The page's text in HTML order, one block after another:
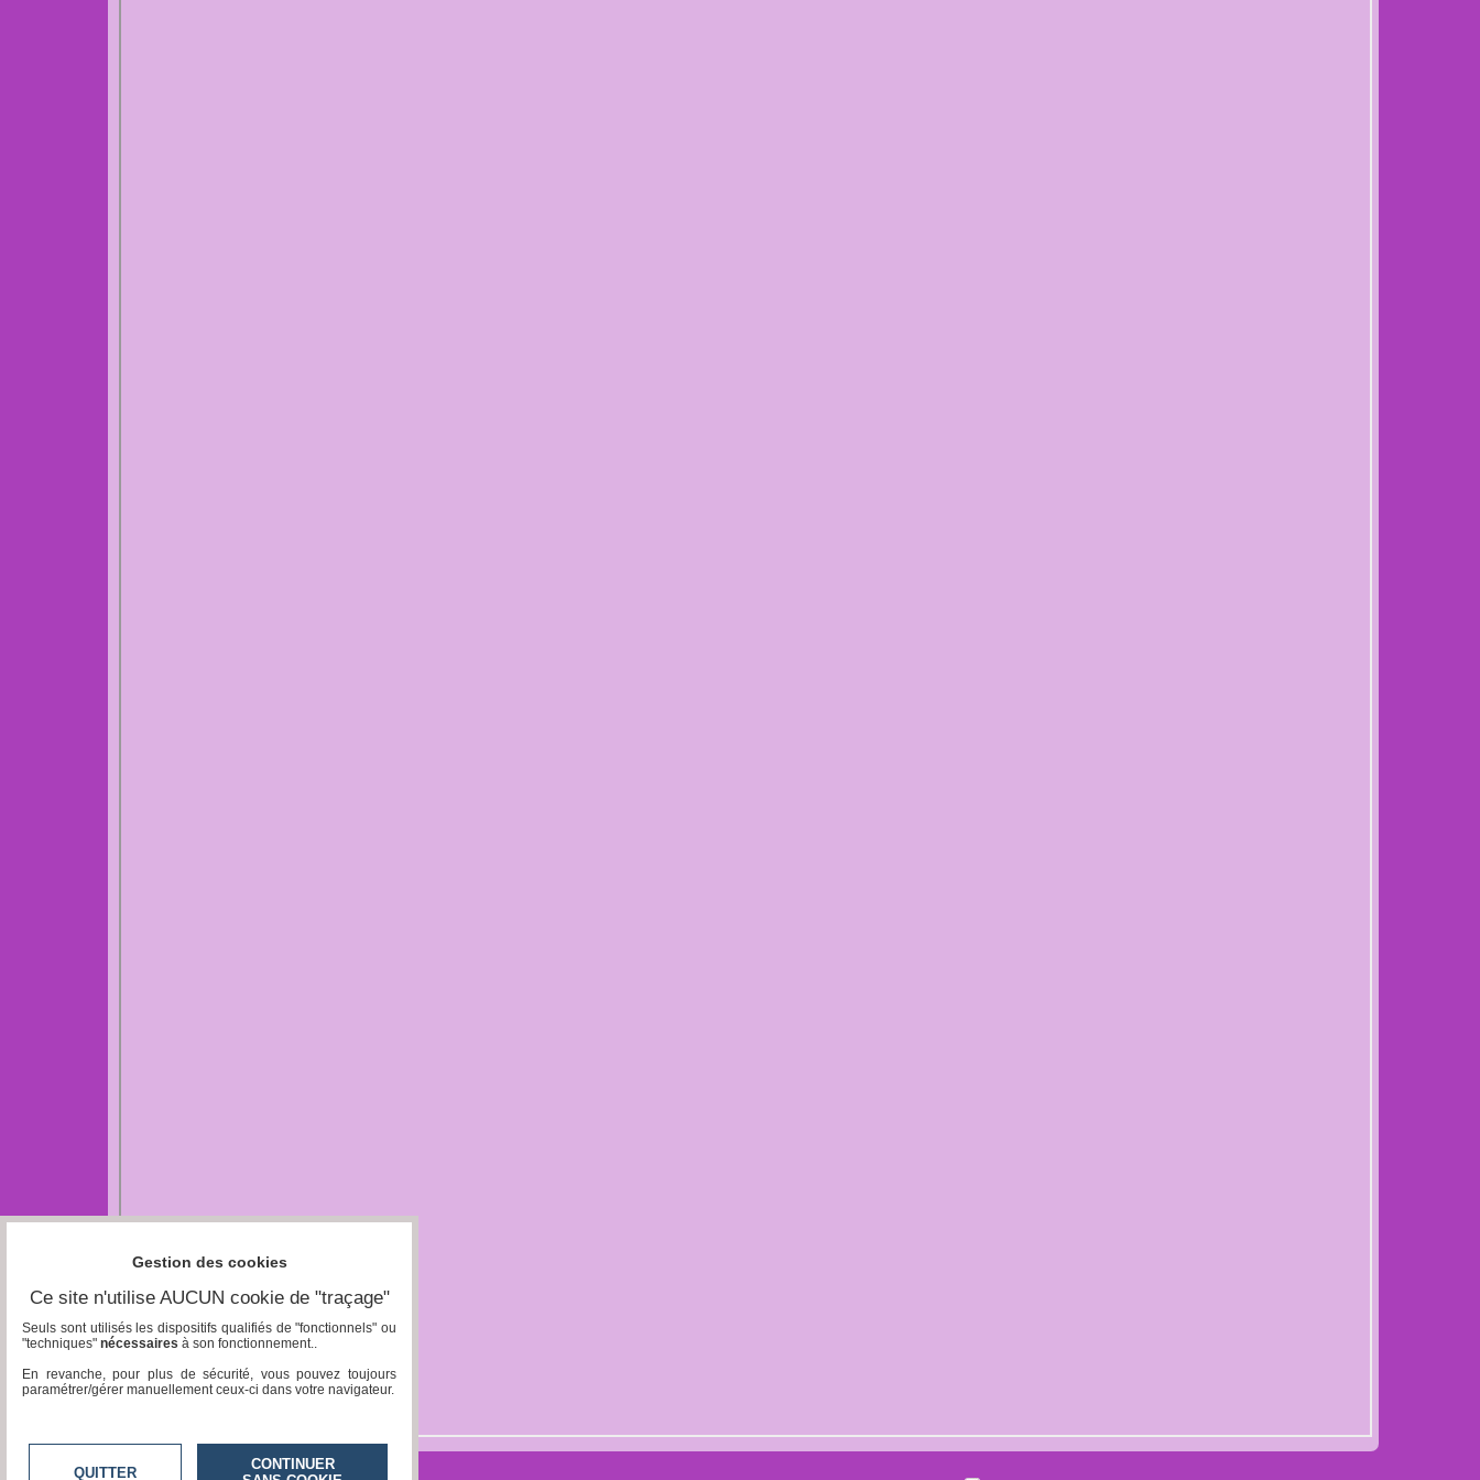
Gestion des cookies
Ce site n'utilise AUCUN cookie de "traçage"
Seuls sont utilisés les dispositifs qualifiés de "fonctionnels" ou
"techniques" nécessaires à son fonctionnement..
En revanche, pour plus de sécurité, vous pouvez toujours
paramétrer/gérer manuellement ceux-ci dans votre navigateur.
QUITTER
CONTINUER